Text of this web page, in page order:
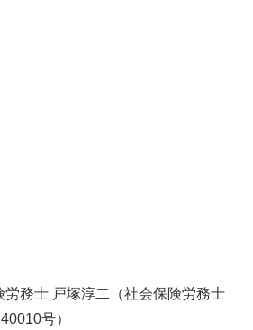
労務士 戸塚淳二（社会保険労務士
号）